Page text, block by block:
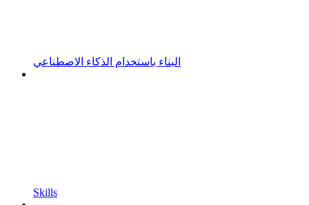
البناء باستخدام الذكاء الاصطناعي
Skills